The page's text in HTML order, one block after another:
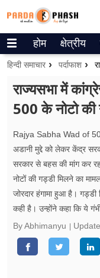
Trending on
वेब स्टोरीज
उत्तर प्रदेश
गैलरी
वीडियो
जीवन मंत्रा
होम क्षेत्रीय
हिन्दी समाचार पर्दाफाश
राज्यसभा में
500 के नोटो की
Rajya Sabha Wad of
अडानी मुद्दे को लेकर केंद्र
सरकार से बहस की मांग कर
नोटों की गड्डी मिलने का
जोरदार हंगामा हुआ है।
कही है। उन्होंने कहा कि ये
By Abhimanyu